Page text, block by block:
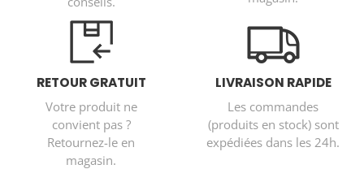
RETOUR GRATUIT
Votre produit ne
convient pas ?
Retournez-le en
magasin.
LIVRAISON RAPIDE
Les commandes
(produits en stock) sont
expédiées dans les 24h.